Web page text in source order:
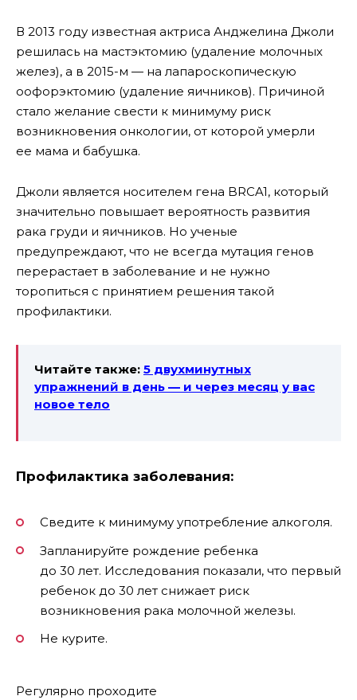
В 2013 году известная актриса Анджелина Джоли
решилась на мастэктомию (удаление молочных
желез), а в 2015-м — на лапароскопическую
оофорэктомию (удаление яичников). Причиной
стало желание свести к минимуму риск
возникновения онкологии, от которой умерли
ее мама и бабушка.
Джоли является носителем гена BRCA1, который
значительно повышает вероятность развития
рака груди и яичников. Но ученые
предупреждают, что не всегда мутация генов
перерастает в заболевание и не нужно
торопиться с принятием решения такой
профилактики.
Читайте также: 5 двухминутных
упражнений в день — и через месяц у вас
новое тело
Профилактика заболевания:
Сведите к минимуму употребление алкоголя.
Запланируйте рождение ребенка
до 30 лет. Исследования показали, что первый
ребенок до 30 лет снижает риск
возникновения рака молочной железы.
Не курите.
Регулярно проходите